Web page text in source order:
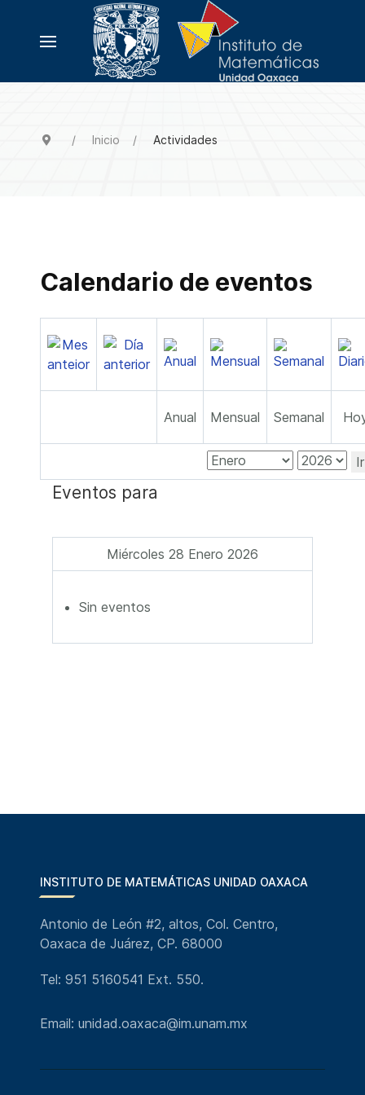
Inicio Actividades
Calendario de eventos
Anual Mensual Semanal
Eventos para
Miércoles 28 Enero 2026
Sin eventos
INSTITUTO DE MATEMÁTICAS UNIDAD OAXACA
Antonio de León #2, altos, Col. Centro,
Oaxaca de Juárez, CP. 68000
Tel: 951 5160541 Ext. 550.
Email: unidad.oaxaca@im.unam.mx